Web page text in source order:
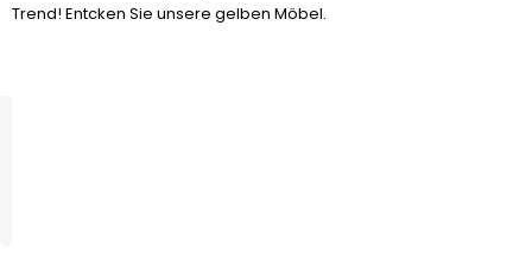
Trend! Entcken Sie unsere gelben Möbel.